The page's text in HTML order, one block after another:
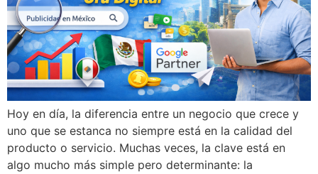
Hoy en día, la diferencia entre un negocio que crece y
uno que se estanca no siempre está en la calidad del
producto o servicio. Muchas veces, la clave está en
algo mucho más simple pero determinante: la